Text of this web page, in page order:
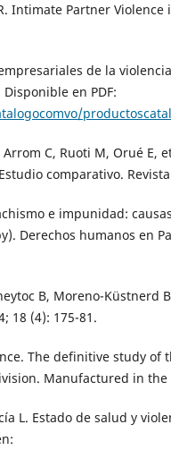
Intimate Partner
de la
en PDF:
C, Ruoti M, Orué
comparativo.
e impunidad:
Derechos humanos en
B, Moreno-Küstnerd
18 (4): 175-81.
The definitive study
Manufactured in
L. Estado de salud y